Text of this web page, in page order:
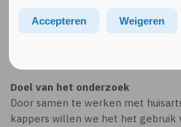
ontstaan vaak persoonlijke en
maakt dat kappers mogelijk zeer
Doel van het onderzoek
Door samen te werken met
kappers willen we het het gebruik
Accepteren Weigeren